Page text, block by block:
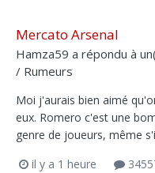
Mercato Arsenal
Hamza59 a répondu à
/ Rumeurs
Moi j'aurais bien aimé
eux. Romero c'est une
genre de joueurs, même
il y a 1 heure